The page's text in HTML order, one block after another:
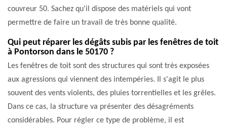
couvreur 50. Sachez qu'il dispose des matériels qui vont
permettre de faire un travail de très bonne qualité.
Qui peut réparer les dégâts subis par les fenêtres de toit
à Pontorson dans le 50170 ?
Les fenêtres de toit sont des structures qui sont très exposées
aux agressions qui viennent des intempéries. Il s'agit le plus
souvent des vents violents, des pluies torrentielles et les grêles.
Dans ce cas, la structure va présenter des désagréments
considérables. Pour régler ce type de problème, il est